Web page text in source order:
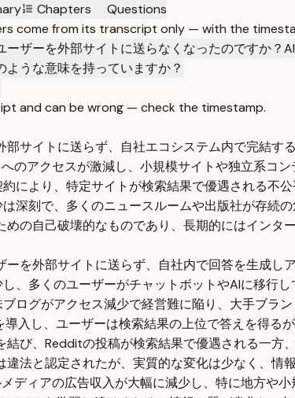
Chapters
Questions
come from its transcript only — with the
ザーを外部サイトに送らなくなったのですか？
うな意味を持っていますか？
and can be wrong — check the timestamp.
サイトに送らず、自社エコシステム内で完結す
のアクセスが激減し、小規模サイトや独立系コン
により、特定サイトが検索結果で優遇される不公
深刻で、多くのニュースルームや出版社が存続の
の自己破壊的なものであり、長期的にはインタ
を外部サイトに送らず、自社内で回答を生成し
、多くのユーザーがチャットボットやAIに移行し
ログがアクセス減少で経営難に陥り、大手ブラ
入し、ユーザーは検索結果の上位で答えを得る
び、Redditの投稿が検索結果で優遇される一方
法と認定されたが、実質的な変化は少なく、情
ディアの広告収入が大幅に減少し、特に地方や小